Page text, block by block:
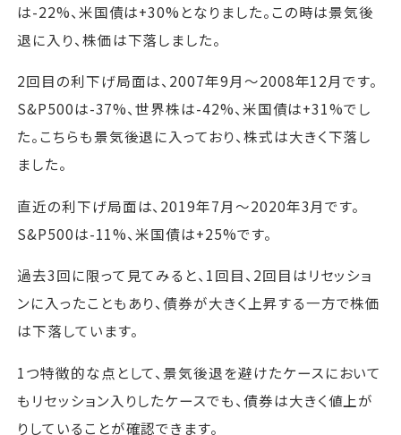
は-22%、米国債は+30%となりました。この時は景気後
退に入り、株価は下落しました。
2回目の利下げ局面は、2007年9月～2008年12月です。
S&P500は-37%、世界株は-42%、米国債は+31%でし
た。こちらも景気後退に入っており、株式は大きく下落し
ました。
直近の利下げ局面は、2019年7月～2020年3月です。
S&P500は-11%、米国債は+25%です。
過去3回に限って見てみると、1回目、2回目はリセッショ
ンに入ったこともあり、債券が大きく上昇する一方で株価
は下落しています。
1つ特徴的な点として、景気後退を避けたケースにおいて
もリセッション入りしたケースでも、債券は大きく値上が
りしていることが確認できます。